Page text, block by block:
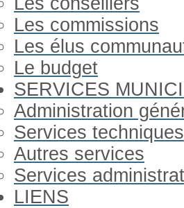
Les commissions
Les élus
Le budget
SERVICES
Administration
Services techniques
Autres services
Services
LIENS